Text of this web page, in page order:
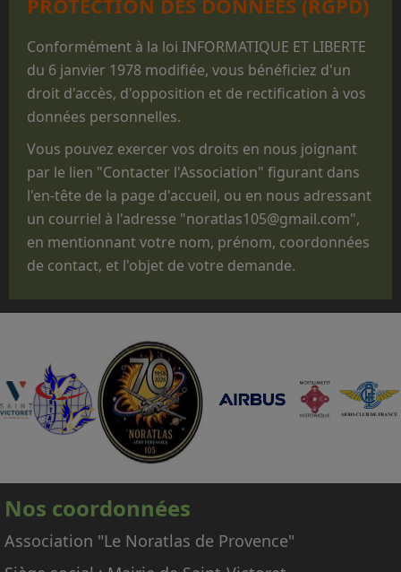
parachutisme militaire.
Que les prestations faites au profit des
structures militaires des 3 Armées ne sont
réalisées que pour des parachutages
ponctuels exécutés lors de manifestations
commémorations, des anniversaires, des
"Journées Portes ouvertes", des journées des
familles, des baptêmes de promotion, des
fêtes d'unité ou pour des passations de
commandement.
Que le statut administratif de notre avion,
(CNRAC) ne nous permet pas d'embarquer des
passagers autres que les membres
d'équipage adhérents à l'association,
nécessaires à la conduite et à la mise en
œuvre de l'avion.
En conséquence, nous regrettons donc de ne
pas pouvoir répondre aux nombreuses
demandes d'embarquement sur le Noratlas, à
titre gracieux ou payant.
PROTECTION DES DONNEES (RGPD)
Conformément à la loi INFORMATIQUE ET LIBERTE
du 6 janvier 1978 modifiée, vous bénéficiez d'un
droit d'accès, d'opposition et de rectification à vos
données personnelles.
Vous pouvez exercer vos droits en nous joignant
par le lien "Contacter l'Association" figurant dans
l'en-tête de la page d'accueil, ou en nous adressant
un courriel à l'adresse "noratlas105@gmail.com",
en mentionnant votre nom, prénom, coordonnées
de contact, et l'objet de votre demande.
Nos coordonnées
Association "Le Noratlas de Provence"